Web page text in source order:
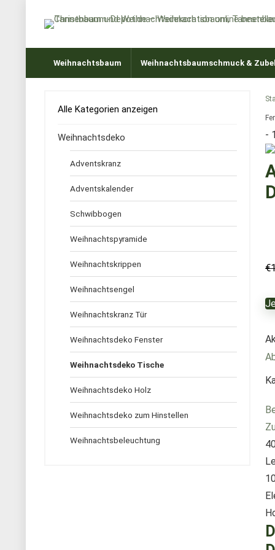
Weihnachtsbaum Weihnachtsbaumschmuck &
-
€
Alle Kategorien anzeigen
Weihnachtsdeko
Adventskranz
Adventskalender
Schwibbogen
Weihnachtspyramide
Weihnachtskrippen
Weihnachtsengel
Weihnachtskranz Tür
Weihnachtsdeko Fenster
Weihnachtsdeko Tische
Weihnachtsdeko Holz
Weihnachtsdeko zum Hinstellen
Weihnachtsbeleuchtung